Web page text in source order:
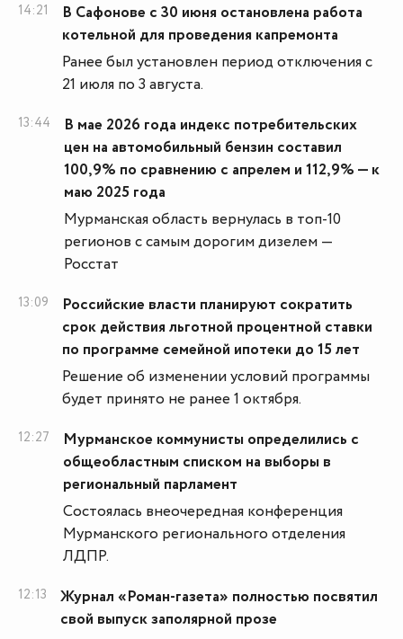
14:21
В Сафонове с 30 июня остановлена работа
котельной для проведения капремонта
Ранее был установлен период отключения с
21 июля по 3 августа.
13:44
В мае 2026 года индекс потребительских
цен на автомобильный бензин составил
100,9% по сравнению с апрелем и 112,9% — к
маю 2025 года
Мурманская область вернулась в топ-10
регионов с самым дорогим дизелем —
Росстат
13:09
Российские власти планируют сократить
срок действия льготной процентной ставки
по программе семейной ипотеки до 15 лет
Решение об изменении условий программы
будет принято не ранее 1 октября.
12:27
Мурманское коммунисты определились с
общеобластным списком на выборы в
региональный парламент
Состоялась внеочередная конференция
Мурманского регионального отделения
ЛДПР.
12:13
Журнал «Роман-газета» полностью посвятил
свой выпуск заполярной прозе